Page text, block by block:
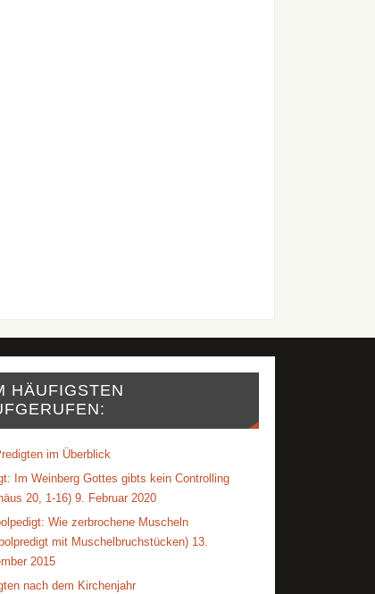
HÄUFIGSTEN
im Überblick
Im Weinberg Gottes gibts kein Controlling
20, 1-16) 9. Februar 2020
Wie zerbrochene Muscheln
mit Muschelbruchstücken) 13.
2015
nach dem Kirchenjahr